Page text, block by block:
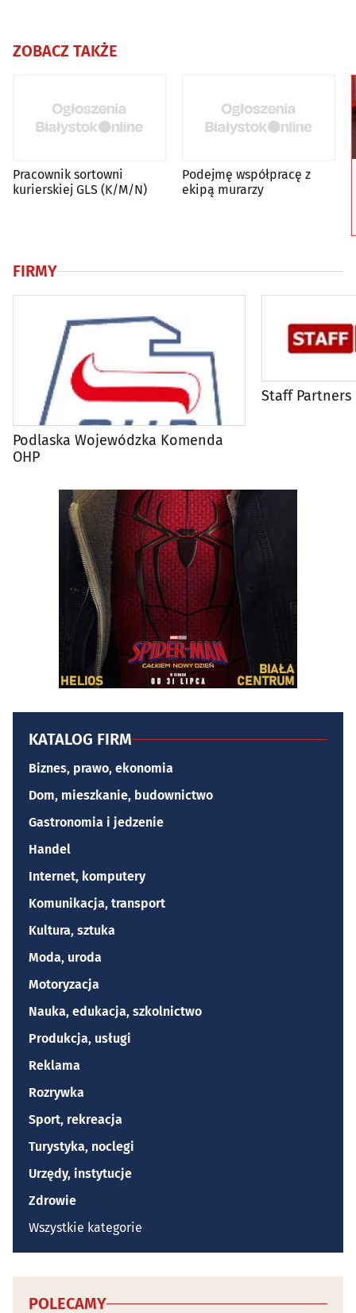
ZOBACZ TAKŻE
Pracownik sortowni
kurierskiej GLS (K/M/N)
Podejmę współpracę z
ekipą murarzy
FIRMY
Podlaska Wojewódzka Komenda
OHP
Staff Partners
KATALOG FIRM
Biznes, prawo, ekonomia
Dom, mieszkanie, budownictwo
Gastronomia i jedzenie
Handel
Internet, komputery
Komunikacja, transport
Kultura, sztuka
Moda, uroda
Motoryzacja
Nauka, edukacja, szkolnictwo
Produkcja, usługi
Reklama
Rozrywka
Sport, rekreacja
Turystyka, noclegi
Urzędy, instytucje
Zdrowie
Wszystkie kategorie
POLECAMY